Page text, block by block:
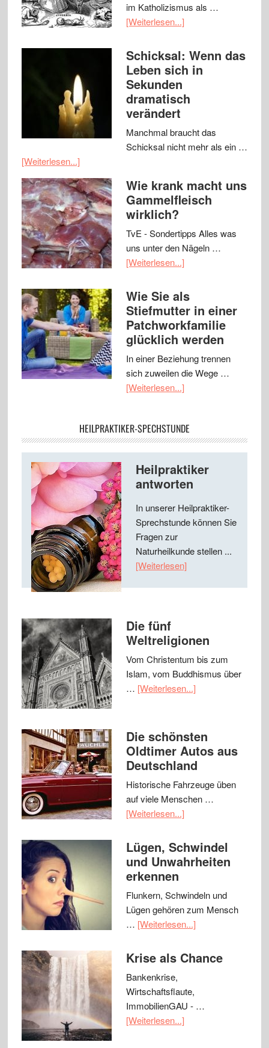
im Katholizismus als …
[Weiterlesen...]
Schicksal: Wenn das
Leben sich in
Sekunden
dramatisch
verändert
Manchmal braucht das
Schicksal nicht mehr als ein …
[Weiterlesen...]
Wie krank macht uns
Gammelfleisch
wirklich?
TvE - Sondertipps Alles was
uns unter den Nägeln …
[Weiterlesen...]
Wie Sie als
Stiefmutter in einer
Patchworkfamilie
glücklich werden
In einer Beziehung trennen
sich zuweilen die Wege …
[Weiterlesen...]
HEILPRAKTIKER-SPECHSTUNDE
Heilpraktiker
antworten
In unserer Heilpraktiker-
Sprechstunde können Sie
Fragen zur
Naturheilkunde stellen ...
[Weiterlesen]
Die fünf
Weltreligionen
Vom Christentum bis zum
Islam, vom Buddhismus über
… [Weiterlesen...]
Die schönsten
Oldtimer Autos aus
Deutschland
Historische Fahrzeuge üben
auf viele Menschen …
[Weiterlesen...]
Lügen, Schwindel
und Unwahrheiten
erkennen
Flunkern, Schwindeln und
Lügen gehören zum Mensch
… [Weiterlesen...]
Krise als Chance
Bankenkrise,
Wirtschaftsflaute,
ImmobilienGAU - …
[Weiterlesen...]